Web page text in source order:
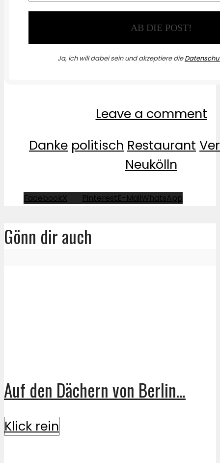
Ja, ich will dabei sein und akzeptiere die
Leave a comment
Danke politisch Restaurant
Neukölln
FacebookX PinterestE-MailWhatsApp
Gönn dir auch
Auf den Dächern von Berlin…
Klick rein